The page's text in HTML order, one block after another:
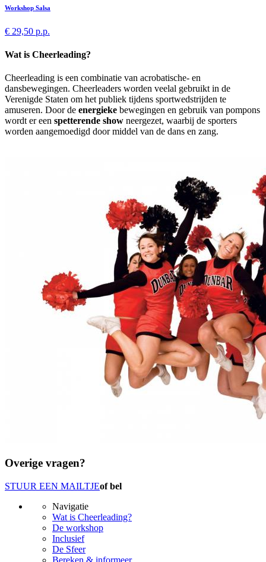
Workshop Salsa
€ 29,50 p.p.
Wat is Cheerleading?
Cheerleading is een combinatie van acrobatische- en
dansbewegingen. Cheerleaders worden veelal gebruikt in de
Verenigde Staten om het publiek tijdens sportwedstrijden te
amuseren. Door de energieke bewegingen en gebruik van pompons
wordt er een spetterende show neergezet, waarbij de sporters
worden aangemoedigd door middel van de dans en zang.
Overige vragen?
STUUR EEN MAILTJEof bel
Navigatie
Wat is Cheerleading?
De workshop
Inclusief
De Sfeer
Bereken & informeer